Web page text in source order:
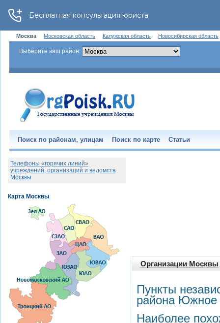
Москва Московская область Калужская область Новосибирская область
Выберите ваш район:
Поиск по районам, улицам Поиск по карте Статьи
Организации Москвы
Пункты
района Южное
Наиболее
Телефоны «горячих линий»
учреждений, организаций и ведомств
Москвы